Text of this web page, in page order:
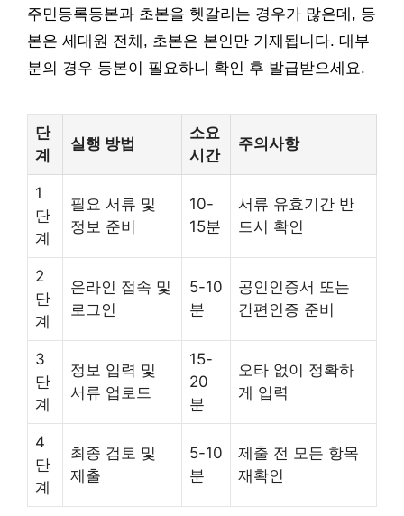
주민등록등본과 초본을 헷갈리는 경우가 많은데, 등
본은 세대원 전체, 초본은 본인만 기재됩니다. 대부
분의 경우 등본이 필요하니 확인 후 발급받으세요.
단
계
실행 방법
소요
시간
주의사항
1
단
계
필요 서류 및
정보 준비
10-
15분
서류 유효기간 반
드시 확인
2
단
계
온라인 접속 및
로그인
5-10
분
공인인증서 또는
간편인증 준비
3
단
계
정보 입력 및
서류 업로드
15-
20
분
오타 없이 정확하
게 입력
4
단
계
최종 검토 및
제출
5-10
분
제출 전 모든 항목
재확인